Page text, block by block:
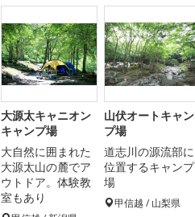
大源太キャニオン
キャンプ場
大自然に囲まれた
大源太山の麓でア
ウトドア。体験教
室もあり
山伏オートキャン
プ場
道志川の源流部に
位置するキャンプ
場
甲信越 / 山梨県